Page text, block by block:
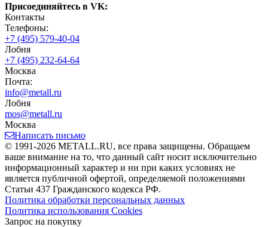
Присоединяйтесь в VK:
Контакты
Телефоны:
+7 (495) 579-40-04
Лобня
+7 (495) 232-64-64
Москва
Почта:
info@metall.ru
Лобня
mos@metall.ru
Москва
Написать письмо
© 1991-2026 METALL.RU, все права защищены. Обращаем
ваше внимание на то, что данный сайт носит исключительно
информационный характер и ни при каких условиях не
является публичной офертой, определяемой положениями
Статьи 437 Гражданского кодекса РФ.
Политика обработки персональных данных
Политика использования Сookies
Запрос на покупку